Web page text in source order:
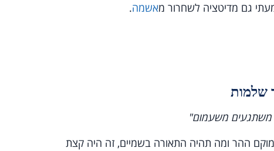
גם מדיטציה לשחרור מאשמה.
משתגעים משעמום"
ההר ומה תהיה התאורה בשמיים, זה היה קצת